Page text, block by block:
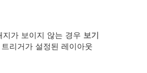
가 보이지 않는 경우 보기
리거가 설정된 레이아웃